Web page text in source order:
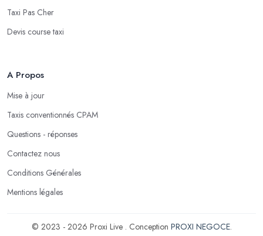
Taxi Pas Cher
Devis course taxi
A Propos
Mise à jour
Taxis conventionnés CPAM
Questions - réponses
Contactez nous
Conditions Générales
Mentions légales
© 2023 - 2026 Proxi Live . Conception PROXI NEGOCE.